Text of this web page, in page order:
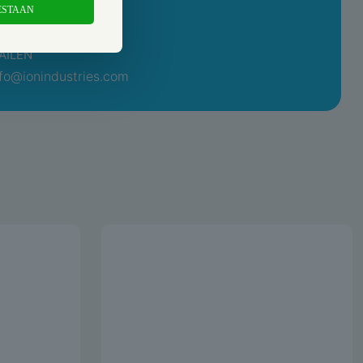
Alpin Wit
ons een appje